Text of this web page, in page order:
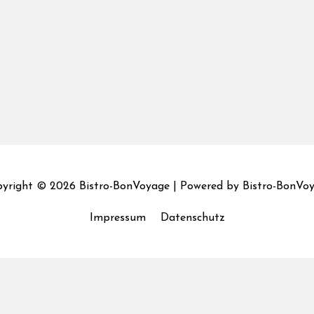
© 2026 Bistro-BonVoyage| Powered by Bistro-
Impressum Datenschutz